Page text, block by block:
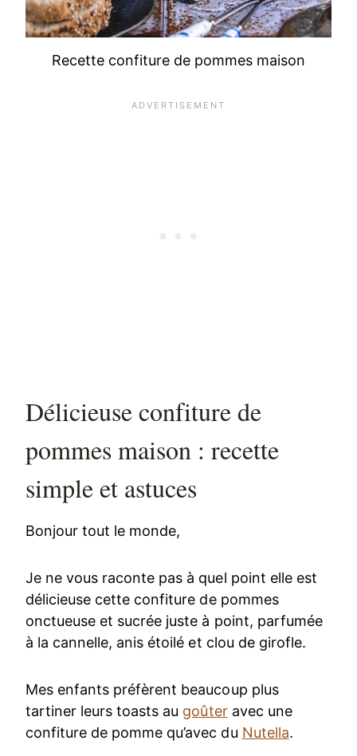
Recette confiture de pommes maison
Délicieuse confiture de
pommes maison : recette
simple et astuces
Bonjour tout le monde,
Je ne vous raconte pas à quel point elle est
délicieuse cette confiture de pommes
onctueuse et sucrée juste à point, parfumée
à la cannelle, anis étoilé et clou de girofle.
Mes enfants préfèrent beaucoup plus
tartiner leurs toasts au goûteravec une
confiture de pomme qu’avec du Nutella.